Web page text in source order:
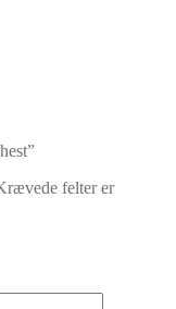
felter er